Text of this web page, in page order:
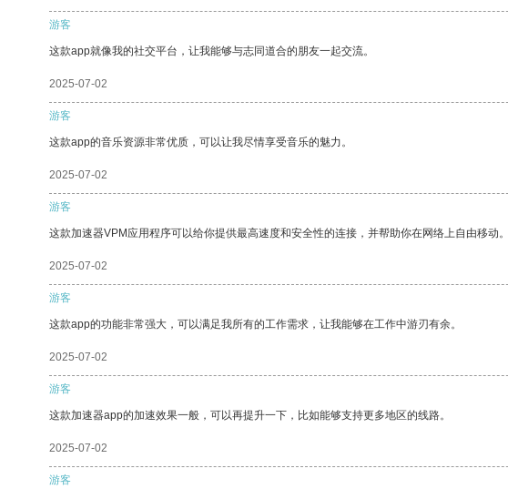
游客
这款app就像我的社交平台，让我能够与志同道合的朋友一起交流。
2025-07-02
游客
这款app的音乐资源非常优质，可以让我尽情享受音乐的魅力。
2025-07-02
游客
这款加速器VPM应用程序可以给你提供最高速度和安全性的连接，并帮助你在网络上自由移动。
2025-07-02
游客
这款app的功能非常强大，可以满足我所有的工作需求，让我能够在工作中游刃有余。
2025-07-02
游客
这款加速器app的加速效果一般，可以再提升一下，比如能够支持更多地区的线路。
2025-07-02
游客